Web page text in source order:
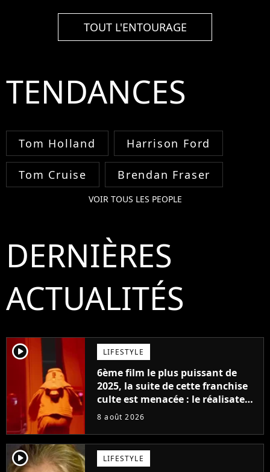
TOUT L'ENTOURAGE
TENDANCES
Tom Holland Harrison Ford
Tom Cruise Brendan Fraser
VOIR TOUS LES PEOPLE
DERNIÈRES
ACTUALITÉS
player2 LIFESTYLE
6ème film le plus puissant de
2025, la suite de cette franchise
culte est menacée : le réalisateur
claque la porte pour "différends
8 août 2026
player2 LIFESTYLE